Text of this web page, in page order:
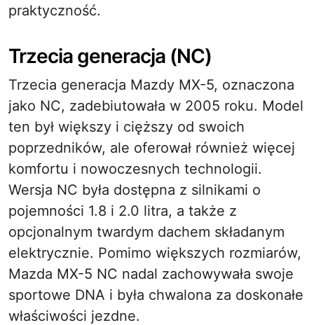
praktyczność.
Trzecia generacja (NC)
Trzecia generacja Mazdy MX-5, oznaczona
jako NC, zadebiutowała w 2005 roku. Model
ten był większy i cięższy od swoich
poprzedników, ale oferował również więcej
komfortu i nowoczesnych technologii.
Wersja NC była dostępna z silnikami o
pojemności 1.8 i 2.0 litra, a także z
opcjonalnym twardym dachem składanym
elektrycznie. Pomimo większych rozmiarów,
Mazda MX-5 NC nadal zachowywała swoje
sportowe DNA i była chwalona za doskonałe
właściwości jezdne.